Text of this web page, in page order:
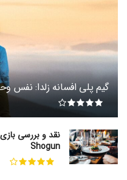
گیم پلی افسانه زلدا: نفس
Shogun